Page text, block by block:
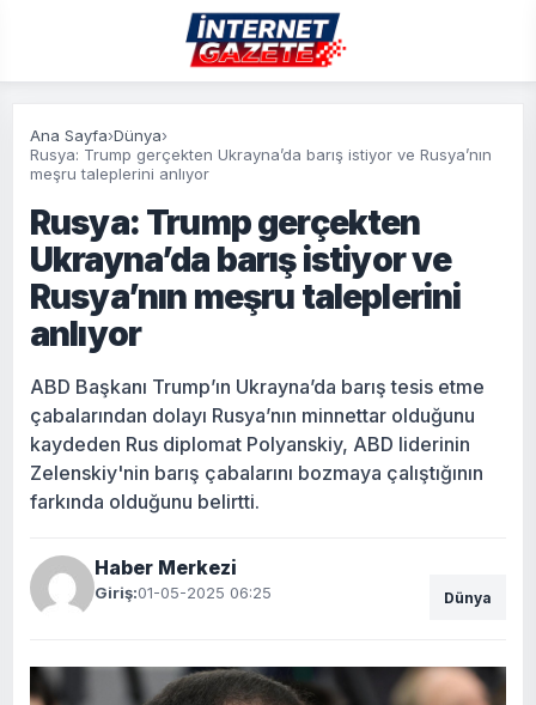
Ana Sayfa›Dünya›
Rusya: Trump gerçekten Ukrayna’da barış istiyor ve Rusya’nın
meşru taleplerini anlıyor
Rusya: Trump gerçekten
Ukrayna’da barış istiyor ve
Rusya’nın meşru taleplerini
anlıyor
ABD Başkanı Trump’ın Ukrayna’da barış tesis etme
çabalarından dolayı Rusya’nın minnettar olduğunu
kaydeden Rus diplomat Polyanskiy, ABD liderinin
Zelenskiy'nin barış çabalarını bozmaya çalıştığının
farkında olduğunu belirtti.
Haber Merkezi
Giriş:01-05-2025 06:25 Dünya